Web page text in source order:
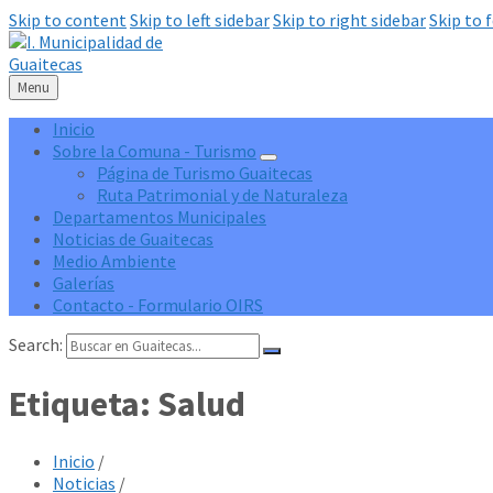
Skip to contentSkip to left sidebarSkip to right sidebarSkip to
Menu
Inicio
Sobre la Comuna - Turismo
Página de Turismo Guaitecas
Ruta Patrimonial y de Naturaleza
Departamentos Municipales
Noticias de Guaitecas
Medio Ambiente
Galerías
Contacto - Formulario OIRS
Search:
Etiqueta: Salud
Inicio /
Noticias /